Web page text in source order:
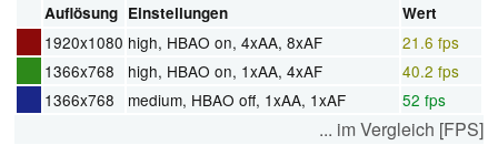
Auflösung Einstellungen Wert
1920x1080 high, HBAO on, 4xAA, 8xAF
21.6 fps
1366x768
high, HBAO on, 1xAA, 4xAF
40.2 fps
1366x768
medium, HBAO off, 1xAA, 1xAF 52 fps
... im Vergleich [FPS]